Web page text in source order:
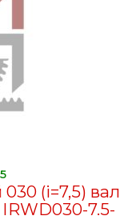
(i=7,5) вал
7.5-